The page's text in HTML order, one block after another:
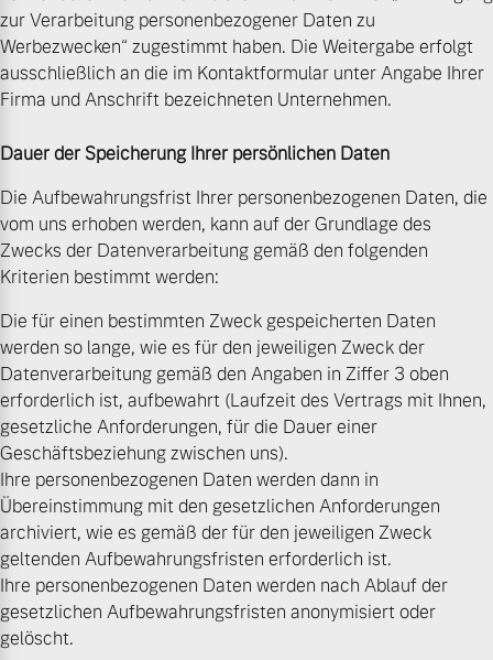
zur Verarbeitung personenbezogener Daten zu
Werbezwecken“ zugestimmt haben. Die Weitergabe erfolgt
ausschließlich an die im Kontaktformular unter Angabe Ihrer
Firma und Anschrift bezeichneten Unternehmen.
Dauer der Speicherung Ihrer persönlichen Daten
Die Aufbewahrungsfrist Ihrer personenbezogenen Daten, die
vom uns erhoben werden, kann auf der Grundlage des
Zwecks der Datenverarbeitung gemäß den folgenden
Kriterien bestimmt werden:
Die für einen bestimmten Zweck gespeicherten Daten
werden so lange, wie es für den jeweiligen Zweck der
Datenverarbeitung gemäß den Angaben in Ziffer 3 oben
erforderlich ist, aufbewahrt (Laufzeit des Vertrags mit Ihnen,
gesetzliche Anforderungen, für die Dauer einer
Geschäftsbeziehung zwischen uns).
Ihre personenbezogenen Daten werden dann in
Übereinstimmung mit den gesetzlichen Anforderungen
archiviert, wie es gemäß der für den jeweiligen Zweck
geltenden Aufbewahrungsfristen erforderlich ist.
Ihre personenbezogenen Daten werden nach Ablauf der
gesetzlichen Aufbewahrungsfristen anonymisiert oder
gelöscht.